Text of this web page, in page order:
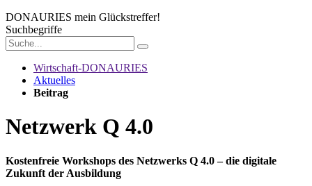
DONAURIES mein Glückstreffer!
Suchbegriffe
Wirtschaft-DONAURIES
Aktuelles
Beitrag
Netzwerk Q 4.0
Kostenfreie Workshops des Netzwerks Q 4.0 – die digitale
Zukunft der Ausbildung